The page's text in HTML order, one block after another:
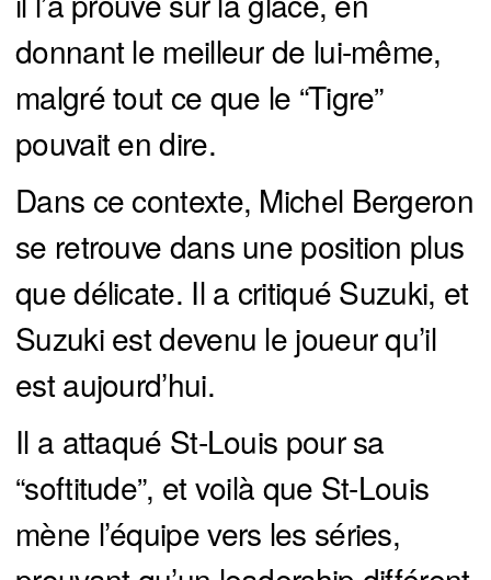
donnant le meilleur de lui-même,
malgré tout ce que le “Tigre”
pouvait en dire.
Dans ce contexte, Michel Bergeron
se retrouve dans une position plus
que délicate. Il a critiqué Suzuki, et
Suzuki est devenu le joueur qu’il
est aujourd’hui.
Il a attaqué St-Louis pour sa
“softitude”, et voilà que St-Louis
mène l’équipe vers les séries,